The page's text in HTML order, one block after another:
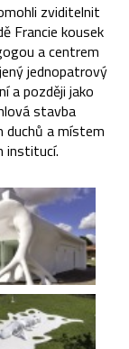
zviditelnit
Francie kousek
a centrem
jednopatrový
a později jako
stavba
duchů a místem
institucí.